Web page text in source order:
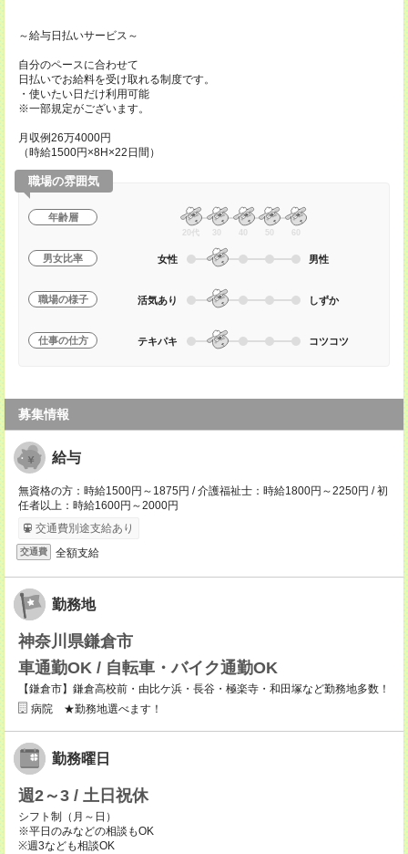
～給与日払いサービス～
自分のペースに合わせて
日払いでお給料を受け取れる制度です。
・使いたい日だけ利用可能
※一部規定がございます。
月収例26万4000円
（時給1500円×8H×22日間）
職場の雰囲気
年齢層
20代 30 40 50 60
男女比率 女性 男性
職場の様子 活気あり しずか
仕事の仕方 テキパキ コツコツ
募集情報
給与
無資格の方：時給1500円～1875円 / 介護福祉士：時給1800円～2250円 / 初
任者以上：時給1600円～2000円
交通費別途支給あり
交通費 全額支給
勤務地
神奈川県鎌倉市
車通勤OK / 自転車・バイク通勤OK
【鎌倉市】鎌倉高校前・由比ケ浜・長谷・極楽寺・和田塚など勤務地多数！
病院 ★勤務地選べます！
勤務曜日
週2～3 / 土日祝休
シフト制（月～日）
※平日のみなどの相談もOK
※週3なども相談OK